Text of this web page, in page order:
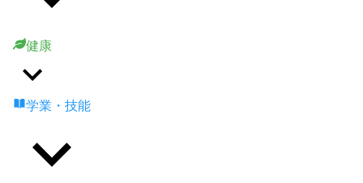
健康
学業・技能